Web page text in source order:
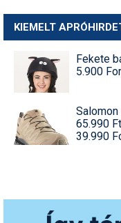
KIEMELT
Fekete
5.900
Salomon
65.990
39.990